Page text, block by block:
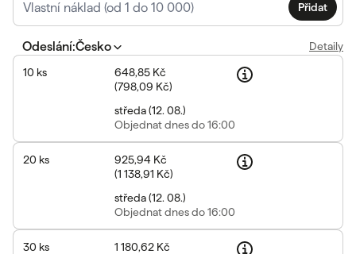
Přidat
Odeslání:Česko Detaily
10 ks
648,85 Kč
(798,09 Kč)
středa(12. 08.)
Objednatdnes do 16:00
20 ks
925,94 Kč
(1 138,91 Kč)
středa(12. 08.)
Objednatdnes do 16:00
30 ks
1 180,62 Kč